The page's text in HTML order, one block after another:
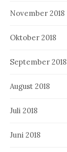
November 2018
Oktober 2018
September 2018
August 2018
Juli 2018
Juni 2018